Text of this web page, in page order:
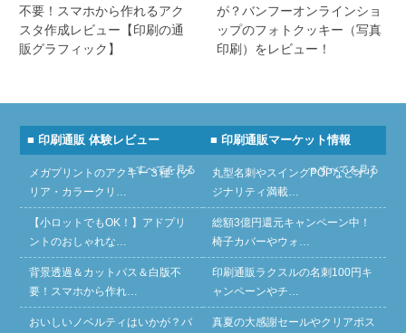
不要！スマホから作れるアク
スタ作成レビュー【印刷の通
販グラフィック】
が？バンフーオンラインショ
ップのフォトクッキー（写真
印刷）をレビュー！
■ 印刷通販 体験レビュー
» すべてを見る
メガプリントのアクキー３種（ク
リア・カラークリ…
【小ロットでもOK！】アドプリ
ントのおしゃれな…
背景透過＆カットパス＆白版不
要！スマホから作れ…
おいしいノベルティはいかが？バ
■ 印刷通販マーケット情報
» すべてを見る
丸型名刺やスイングPOPなどオリ
ジナリティ満載…
総額3億円還元キャンペーン中！
椅子カバーやウォ…
印刷通販ラクスルの名刺100円キ
ャンペーンやチ…
真夏の大感謝セールやクリアポス